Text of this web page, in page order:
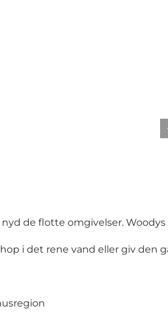
nyd de flotte omgivelser.
i det rene vand eller giv den